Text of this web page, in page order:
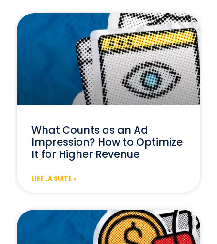
What Counts as an Ad
Impression? How to Optimize
It for Higher Revenue
LIRE LA SUITE »